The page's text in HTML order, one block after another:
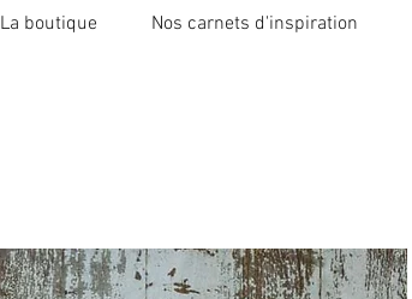
La boutique Nos carnets d'inspiration